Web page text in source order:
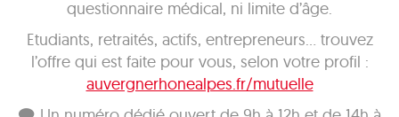
questionnaire médical, ni limite d’âge.
Etudiants, retraités, actifs, entrepreneurs… trouvez
l’offre qui est faite pour vous, selon votre profil :
auvergnerhonealpes.fr/mutuelle